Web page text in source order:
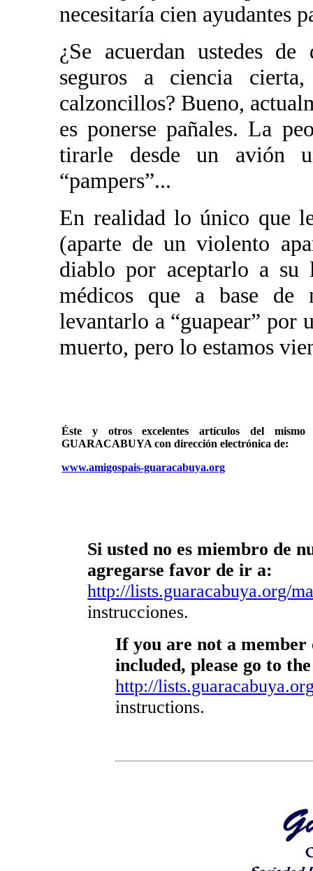
necesitaría cien ayudantes
¿Se acuerdan ustedes
seguros a ciencia
calzoncillos? Bueno,
es ponerse pañales. La
tirarle desde un avión
“pampers”...
En realidad lo único que
(aparte de un violento
diablo por aceptarlo a su
médicos que a base de
levantarlo a “guapear” por
muerto, pero lo estamos
Éste y otros excelentes artículos del
GUARACABUYA con dirección electrónica de:
www.amigospais-guaracabuya.org
Si usted no es miembro de
agregarse favor de ir a:
http://lists.guaracabuya.org/
instrucciones.
If you are not a
included, please go to
http://
instructions.